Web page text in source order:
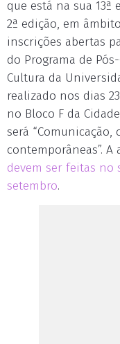
que está na sua
2ª edição, em
inscrições abertas
do Programa de
Cultura da
realizado nos dias
no Bloco F da
será
contemporâneas”.
devem ser feitas no
setembro.